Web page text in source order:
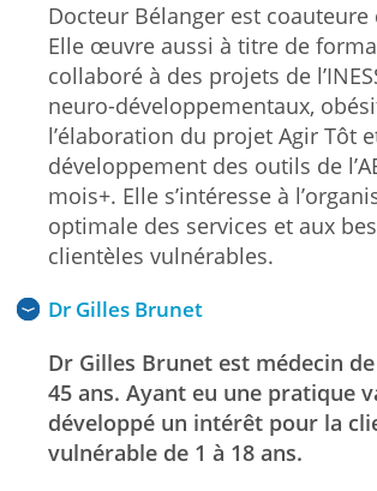
Docteur Bélanger est coauteure
Elle œuvre aussi à titre de
collaboré à des projets de
neuro-développementaux,
l’élaboration du projet Agir Tôt
développement des outils de
mois+. Elle s’intéresse à
optimale des services et aux
clientèles vulnérables.
Dr Gilles Brunet
Dr Gilles Brunet est médecin
45 ans. Ayant eu une pratique
développé un intérêt pour la
vulnérable de 1 à 18 ans.